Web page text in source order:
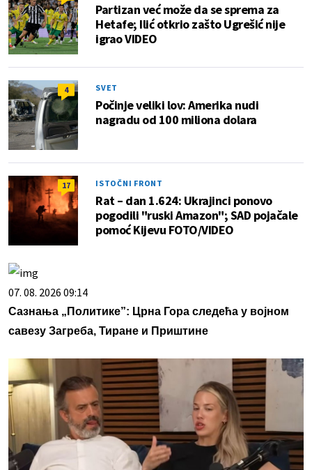
Partizan već može da se sprema za
Hetafe; Ilić otkrio zašto Ugrešić nije
igrao VIDEO
4 SVET
Počinje veliki lov: Amerika nudi
nagradu od 100 miliona dolara
17 ISTOČNI FRONT
Rat – dan 1.624: Ukrajinci ponovo
pogodili "ruski Amazon"; SAD pojačale
pomoć Kijevu FOTO/VIDEO
07. 08. 2026 09:14
Сазнања „Политике”: Црна Гора следећа у војном
савезу Загреба, Тиране и Приштине